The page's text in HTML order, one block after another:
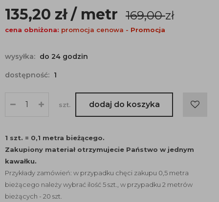
135,20 zł/ metr 169,00zł
cena obniżona: promocja cenowa - Promocja
wysyłka: do 24 godzin
dostępność: 1
szt. dodaj do koszyka
1 szt. = 0,1 metra bieżącego.
Zakupiony materiał otrzymujecie Państwo w jednym
kawałku.
Przykłady zamówień: w przypadku chęci zakupu 0,5 metra
bieżącego należy wybrać ilość 5 szt., w przypadku 2 metrów
bieżących - 20 szt.